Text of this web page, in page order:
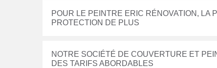
POUR LE PEINTRE ERIC RÉNOVATION, LA
PROTECTION DE PLUS
NOTRE SOCIÉTÉ DE COUVERTURE ET
DES TARIFS ABORDABLES